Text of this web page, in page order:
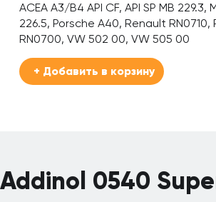
ACEA A3/B4 API CF, API SP MB 229.3,
226.5, Porsche A40, Renault RN0710,
RN0700, VW 502 00, VW 505 00
+ Добавить в корзину
Addinol 0540